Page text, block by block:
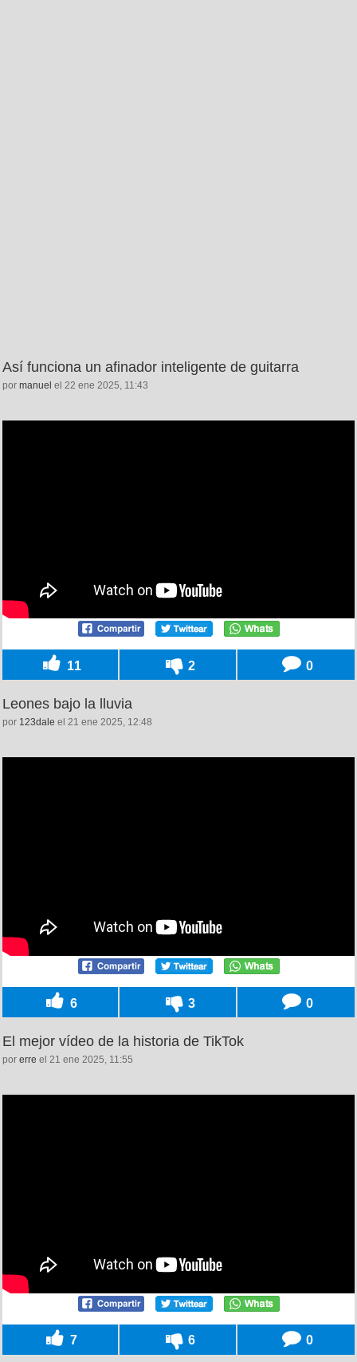
Así funciona un afinador inteligente de guitarra
por manuel el 22 ene 2025, 11:43
11 2 0
Leones bajo la lluvia
por 123dale el 21 ene 2025, 12:48
6 3 0
El mejor vídeo de la historia de TikTok
por erre el 21 ene 2025, 11:55
7 6 0